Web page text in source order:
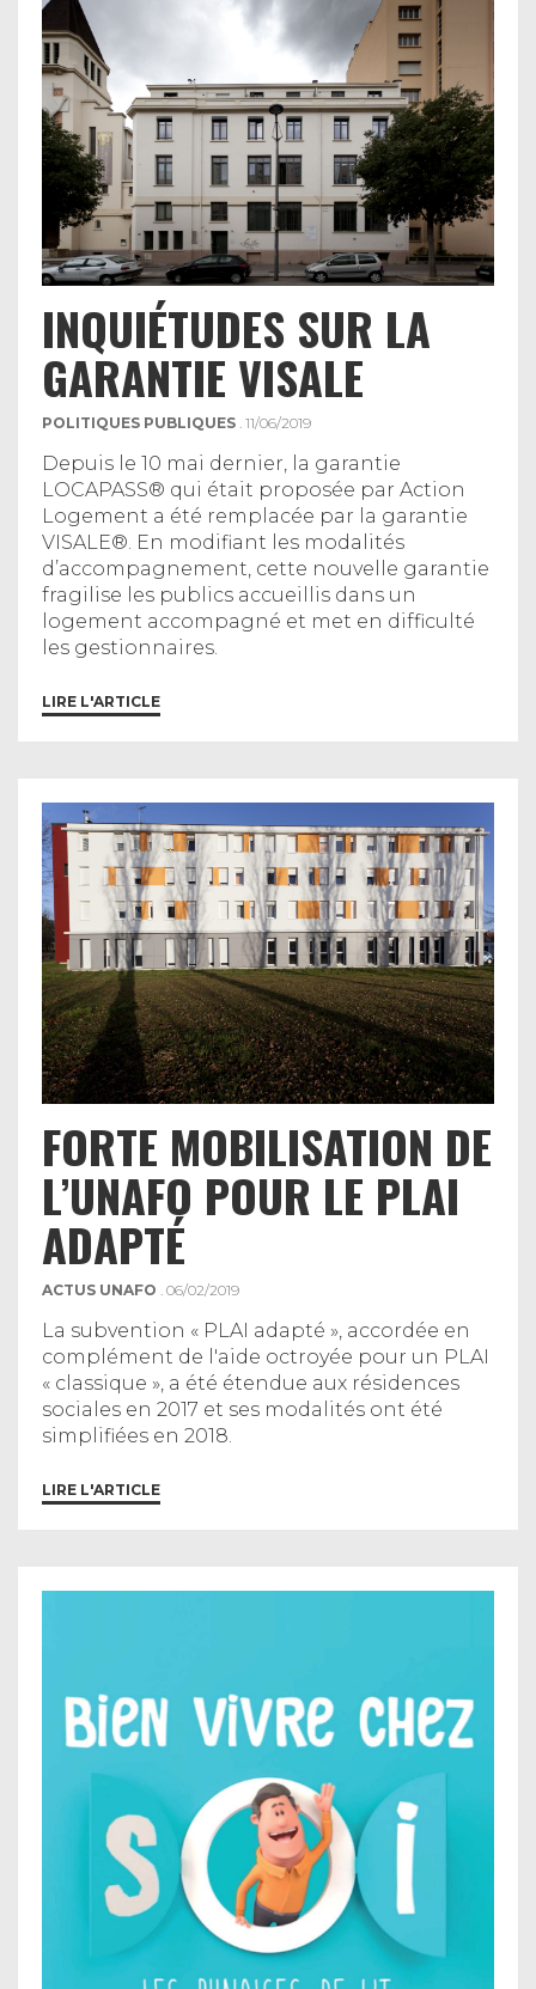
INQUIÉTUDES SUR LA
GARANTIE VISALE
POLITIQUES PUBLIQUES . 11/06/2019
Depuis le 10 mai dernier, la garantie
LOCAPASS® qui était proposée par Action
Logement a été remplacée par la garantie
VISALE®. En modifiant les modalités
d’accompagnement, cette nouvelle garantie
fragilise les publics accueillis dans un
logement accompagné et met en difficulté
les gestionnaires.
LIRE L'ARTICLE
FORTE MOBILISATION DE
L’UNAFO POUR LE PLAI
ADAPTÉ
ACTUS UNAFO . 06/02/2019
La subvention « PLAI adapté », accordée en
complément de l'aide octroyée pour un PLAI
« classique », a été étendue aux résidences
sociales en 2017 et ses modalités ont été
simplifiées en 2018.
LIRE L'ARTICLE